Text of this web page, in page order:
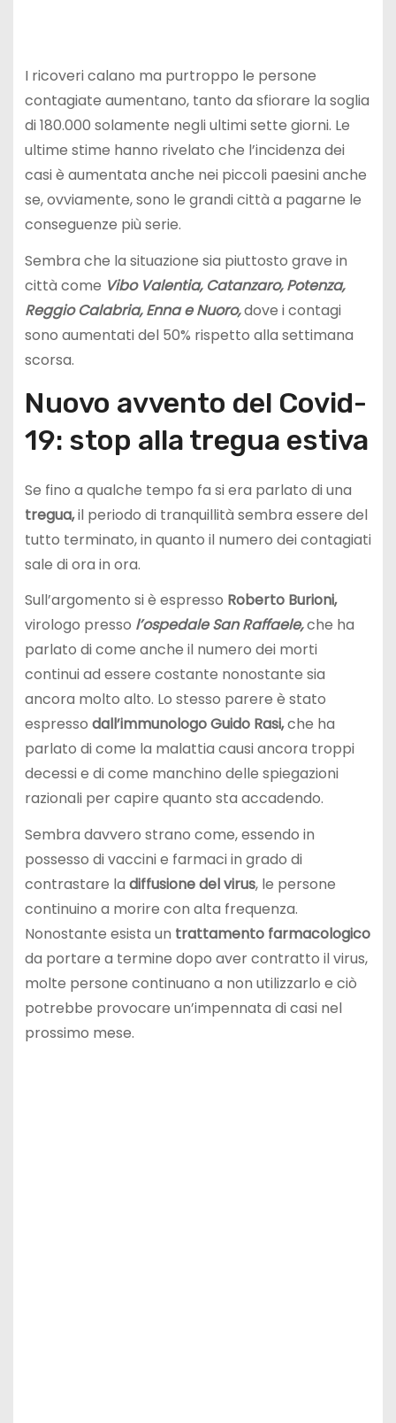
I ricoveri calano ma purtroppo le persone
contagiate aumentano, tanto da sfiorare la soglia
di 180.000 solamente negli ultimi sette giorni. Le
ultime stime hanno rivelato che l’incidenza dei
casi è aumentata anche nei piccoli paesini anche
se, ovviamente, sono le grandi città a pagarne le
conseguenze più serie.
Sembra che la situazione sia piuttosto grave in
città come Vibo Valentia, Catanzaro, Potenza,
Reggio Calabria, Enna e Nuoro,dove i contagi
sono aumentati del 50% rispetto alla settimana
scorsa.
Nuovo avvento del Covid-
19: stop alla tregua estiva
Se fino a qualche tempo fa si era parlato di una
tregua,il periodo di tranquillità sembra essere del
tutto terminato, in quanto il numero dei contagiati
sale di ora in ora.
Sull’argomento si è espresso Roberto Burioni,
virologo presso l’ospedale San Raffaele,che ha
parlato di come anche il numero dei morti
continui ad essere costante nonostante sia
ancora molto alto. Lo stesso parere è stato
espresso dall’immunologo Guido Rasi,che ha
parlato di come la malattia causi ancora troppi
decessi e di come manchino delle spiegazioni
razionali per capire quanto sta accadendo.
Sembra davvero strano come, essendo in
possesso di vaccini e farmaci in grado di
contrastare la diffusionedel virus, le persone
continuino a morire con alta frequenza.
Nonostante esista un trattamento farmacologico
da portare a termine dopo aver contratto il virus,
molte persone continuano a non utilizzarlo e ciò
potrebbe provocare un’impennata di casi nel
prossimo mese.